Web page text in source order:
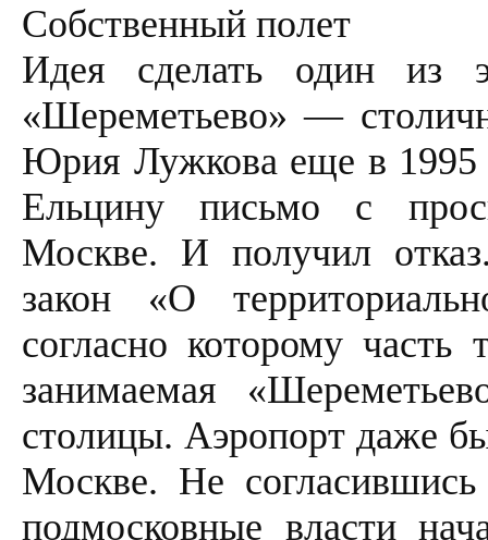
Собственный полет
Идея сделать один из
«Шереметьево» —
Юрия Лужкова еще в 1995
Ельцину письмо с
Москве. И получил
закон «О
согласно которому часть
занимаемая
столицы. Аэропорт даже
Москве. Не
подмосковные власти